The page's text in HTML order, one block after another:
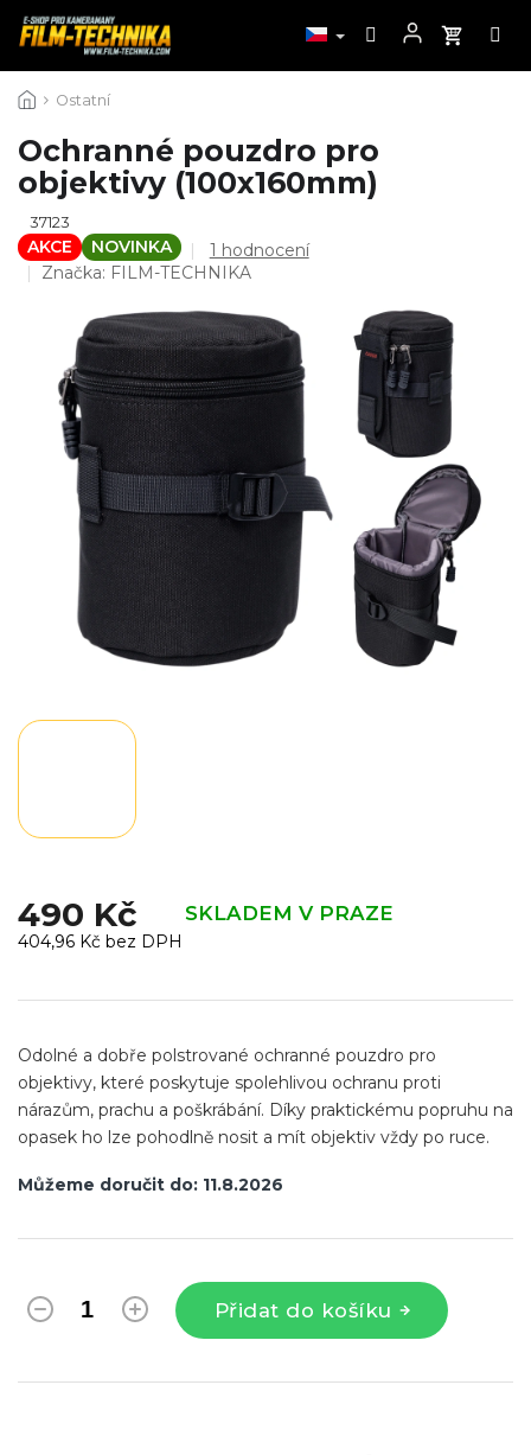
na
Ostatní
Ochranné pouzdro pro
objektivy (100x160mm)
37123
AKCE NOVINKA
Průměrné
hodnocení
je
5,0
5
hvězdiček.
1 hodnocení
Značka: FILM-TECHNIKA
490 Kč SKLADEM V PRAZE
404,96 Kč bez DPH
cena:
Můžeme doručit do: 11.8.2026
Přidat do košíku
Odolné a dobře polstrované ochranné pouzdro pro
objektivy, které poskytuje spolehlivou ochranu proti
nárazům, prachu a poškrábání. Díky praktickému popruhu na
opasek ho lze pohodlně nosit a mít objektiv vždy po ruce.